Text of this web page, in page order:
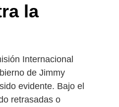
la
Internacional
de Jimmy
evidente. Bajo el
retrasadas o